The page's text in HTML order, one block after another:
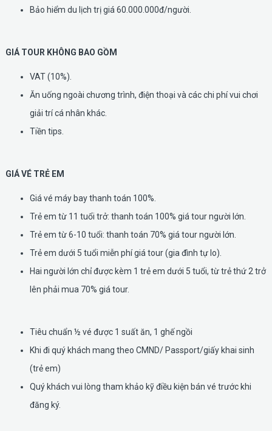
Bảo hiểm du lịch trị giá 60.000.000đ/người.
GIÁ TOUR KHÔNG BAO GỒM
VAT (10%).
Ăn uống ngoài chương trình, điện thoại và các chi phí vui chơi
giải trí cá nhân khác.
Tiền tips.
GIÁ VÉ TRẺ EM
Giá vé máy bay thanh toán 100%.
Trẻ em từ 11 tuổi trở: thanh toán 100% giá tour người lớn.
Trẻ em từ 6-10 tuổi: thanh toán 70% giá tour người lớn.
Trẻ em dưới 5 tuổi miễn phí giá tour (gia đình tự lo).
Hai người lớn chỉ được kèm 1 trẻ em dưới 5 tuổi, từ trẻ thứ 2 trở
lên phải mua 70% giá tour.
Tiêu chuẩn ½ vé được 1 suất ăn, 1 ghế ngồi
Khi đi quý khách mang theo CMND/ Passport/giấy khai sinh
(trẻ em)
Quý khách vui lòng tham khảo kỹ điều kiện bán vé trước khi
đăng ký.